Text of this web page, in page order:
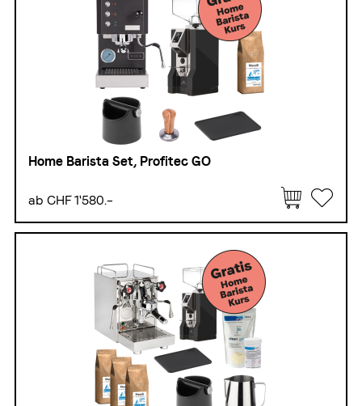
Geschenke & Gutscheine
Home Barista Set, Profitec GO
ab CHF 1'580.–